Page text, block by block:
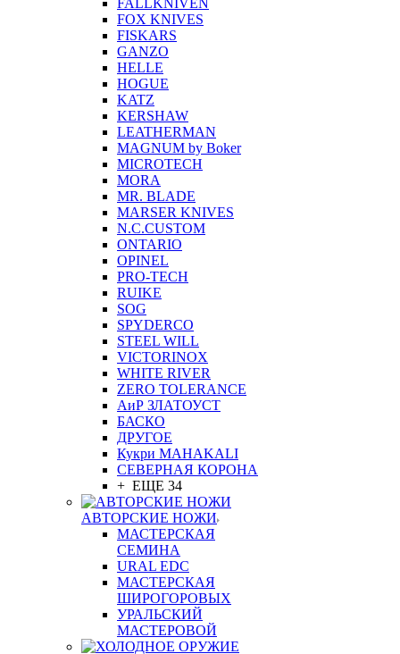
FALLKNIVEN
FOX KNIVES
FISKARS
GANZO
HELLE
HOGUE
KATZ
KERSHAW
LEATHERMAN
MAGNUM by Boker
MICROTECH
MORA
MR. BLADE
MARSER KNIVES
N.C.CUSTOM
ONTARIO
OPINEL
PRO-TECH
RUIKE
SOG
SPYDERCO
STEEL WILL
VICTORINOX
WHITE RIVER
ZERO TOLERANCE
АиР ЗЛАТОУСТ
БАСКО
ДРУГОЕ
Кукри MAHAKALI
СЕВЕРНАЯ КОРОНА
+ ЕЩЕ 34
АВТОРСКИЕ НОЖИ
МАСТЕРСКАЯ
СЕМИНА
URAL EDC
МАСТЕРСКАЯ
ШИРОГОРОВЫХ
УРАЛЬСКИЙ
МАСТЕРОВОЙ